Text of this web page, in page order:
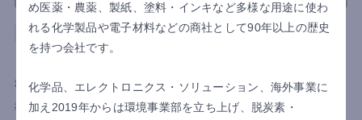
その他 アメリカ 会計 ロジスティクス
株式会社エスケイジャパン
利用国 アメリカ
導入目的 見える化 内部統制強化
め医薬・農薬、製紙、塗料・インキなど多様な用途に使わ
れる化学製品や電子材料などの商社として90年以上の歴史
を持つ会社です。
化学品、エレクトロニクス・ソリューション、海外事業に
加え2019年からは環境事業部を立ち上げ、脱炭素・